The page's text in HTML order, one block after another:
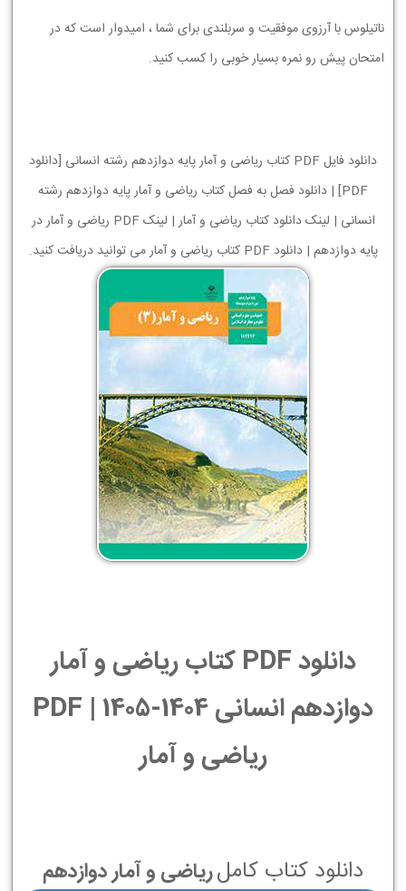
ناتیلوس با آرزوی موفقیت و سربلندی برای شما ، امیدوار است که در
امتحان پیش رو نمره بسیار خوبی را کسب کنید.
دانلود فایل PDF کتاب ریاضی و آمار پایه دوازدهم رشته انسانی [دانلود
PDF] | دانلود فصل به فصل کتاب ریاضی و آمار پایه دوازدهم رشته
انسانی | لینک دانلود کتاب ریاضی و آمار | لینک PDF ریاضی و آمار در
پایه دوازدهم | دانلود PDF کتاب ریاضی و آمار می توانید دریافت کنید.
دانلود PDF کتاب ریاضی و آمار
دوازدهم انسانی 1404-1405 | PDF
ریاضی و آمار
دانلود کتاب کاملریاضی و آمار دوازدهم